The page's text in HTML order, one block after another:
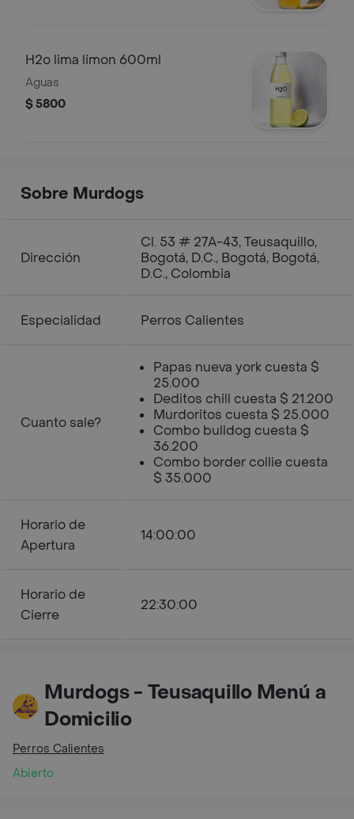
H2o lima limon 600ml
Aguas
$ 5800
Sobre Murdogs
Dirección
Cl. 53 # 27A-43, Teusaquillo,
Bogotá, D.C., Bogotá, Bogotá,
D.C., Colombia
Especialidad Perros Calientes
Cuanto sale?
Papas nueva york cuesta $
25.000
Deditos chill cuesta $ 21.200
Murdoritos cuesta $ 25.000
Combo bulldog cuesta $
36.200
Combo border collie cuesta
$ 35.000
Horario de
Apertura
14:00:00
Horario de
Cierre
22:30:00
Murdogs - Teusaquillo Menú a
Domicilio
Perros Calientes
Abierto